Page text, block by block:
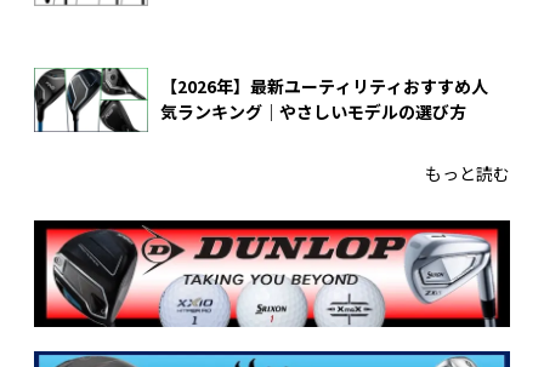
【2026年】最新ユーティリティおすすめ人
気ランキング｜やさしいモデルの選び方
もっと読む